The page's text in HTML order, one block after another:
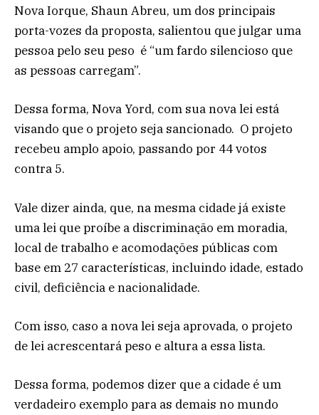
Nova Iorque, Shaun Abreu, um dos principais
porta-vozes da proposta, salientou que julgar uma
pessoa pelo seu peso é “um fardo silencioso que
as pessoas carregam”.
Dessa forma, Nova Yord, com sua nova lei está
visando que o projeto seja sancionado. O projeto
recebeu amplo apoio, passando por 44 votos
contra 5.
Vale dizer ainda, que, na mesma cidade já existe
uma lei que proíbe a discriminação em moradia,
local de trabalho e acomodações públicas com
base em 27 características, incluindo idade, estado
civil, deficiência e nacionalidade.
Com isso, caso a nova lei seja aprovada, o projeto
de lei acrescentará peso e altura a essa lista.
Dessa forma, podemos dizer que a cidade é um
verdadeiro exemplo para as demais no mundo